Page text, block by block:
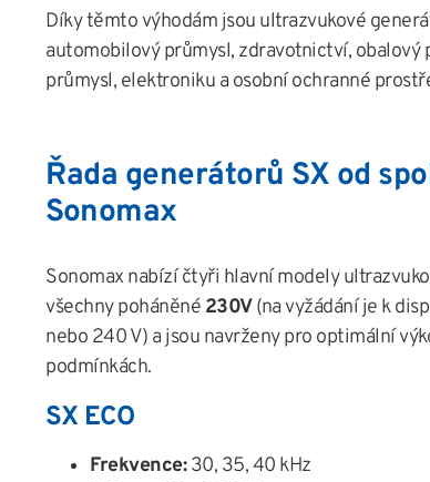
Díky těmto výhodám jsou ultrazvukové
automobilový průmysl, zdravotnictví,
průmysl, elektroniku a osobní ochranné
Řada generátorů SX od
Sonomax
Sonomax nabízí čtyři hlavní modely
všechny poháněné 230V(na vyžádání je k
nebo 240 V) a jsou navrženy pro optimální
podmínkách.
SX ECO
Frekvence:30, 35, 40 kHz